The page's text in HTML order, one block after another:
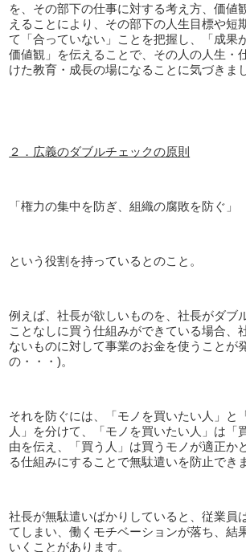
を、その部下の仕事に対する考え方、価値
えることにより、その部下の人生目標や短
て「合っていない」ことを把握し、「成果
価値観」を伝えることで、その人の人生・
けた教育・成長の場になることに気づきま
２．広義のダブルチェックの原則
「権力の集中を防ぎ、組織の腐敗を防ぐ」
という役割を持っているとのこと。
例えば、社長が欲しいものを、社長がダブ
ことなしに買う仕組みができている場合、
ないものに対して事業のお金を使うことが
の・・・)。
それを防ぐには、「モノを買いたい人」と
人」を分けて、「モノを買いたい人」は「
由を伝え、「買う人」は買うモノが適正か
る仕組みにすることで無駄遣いを防止でき
社長が無駄遣いばかりしていると、従業員
てしまい、働くモチベーションが落ち、結
いくことがあります。